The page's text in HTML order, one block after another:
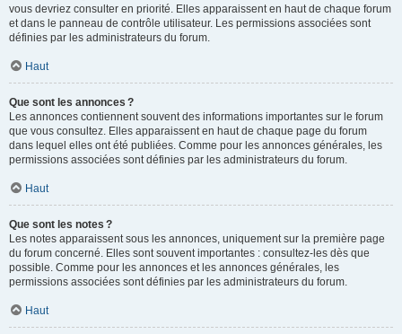
vous devriez consulter en priorité. Elles apparaissent en haut de chaque forum
et dans le panneau de contrôle utilisateur. Les permissions associées sont
définies par les administrateurs du forum.
Haut
Que sont les annonces ?
Les annonces contiennent souvent des informations importantes sur le forum
que vous consultez. Elles apparaissent en haut de chaque page du forum
dans lequel elles ont été publiées. Comme pour les annonces générales, les
permissions associées sont définies par les administrateurs du forum.
Haut
Que sont les notes ?
Les notes apparaissent sous les annonces, uniquement sur la première page
du forum concerné. Elles sont souvent importantes : consultez-les dès que
possible. Comme pour les annonces et les annonces générales, les
permissions associées sont définies par les administrateurs du forum.
Haut